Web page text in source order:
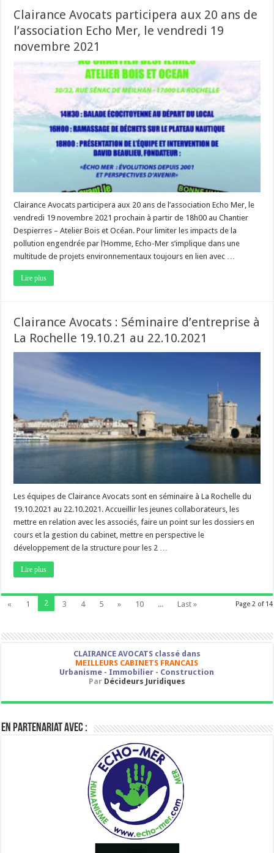
Clairance Avocats participera aux 20 ans de
l’association Echo Mer, le vendredi 19
novembre 2021
Clairance Avocats participera aux 20 ans de l’association Echo Mer, le
vendredi 19 novembre 2021 prochain à partir de 18h00 au Chantier
Despierres – Atelier Bois et Océan. Pour limiter les impacts de la
pollution engendrée par l’Homme, Echo-Mer s’implique dans une
multitude de projets environnementaux toujours en lien avec …
Lire plus
Clairance Avocats : Séminaire d’entreprise à
La Rochelle 19.10.21 au 22.10.2021
Les équipes de Clairance Avocats sont en séminaire à La Rochelle du
19.10.2021 au 22.10.2021. Accueillir les jeunes collaborateurs, les
mettre en relation avec les associés, faire un point sur les dossiers en
cours et la gestion du cabinet, mettre en perspective le
développement de la structure pour les 2 …
Lire plus
Page 2 of 14
« 1 2 3 4 5 » 10 ... Last »
CLAIRANCE AVOCATS classé dans
MEILLEURS CABINETS FRANCAIS
Urbanisme - Immobilier - Construction
Par Décideurs Juridiques
En partenariat avec :